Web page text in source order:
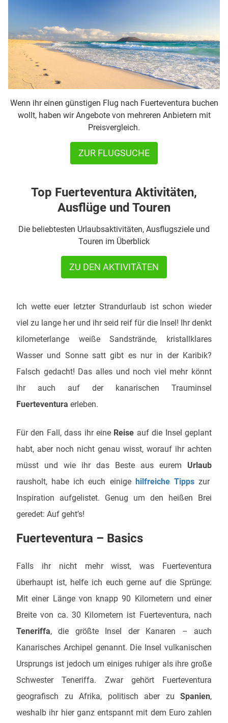
Wenn ihr einen günstigen Flug nach Fuerteventura buchen
wollt, haben wir Angebote von mehreren Anbietern mit
Preisvergleich.
ZUR FLUGSUCHE
Top Fuerteventura Aktivitäten,
Ausflüge und Touren
Die beliebtesten Urlaubsaktivitäten, Ausflugsziele und
Touren im Überblick
ZU DEN AKTIVITÄTEN
Ich wette euer letzter Strandurlaub ist schon wieder
viel zu lange her und ihr seid reif für die Insel! Ihr denkt
kilometerlange weiße Sandstrände, kristallklares
Wasser und Sonne satt gibt es nur in der Karibik?
Falsch gedacht! Das alles und noch viel mehr könnt
ihr auch auf der kanarischen Trauminsel
Fuerteventura erleben.
Für den Fall, dass ihr eine Reise auf die Insel geplant
habt, aber noch nicht genau wisst, worauf ihr achten
müsst und wie ihr das Beste aus eurem Urlaub
rausholt, habe ich euch einige hilfreiche Tippszur
Inspiration aufgelistet. Genug um den heißen Brei
geredet: Auf geht’s!
Fuerteventura – Basics
Falls ihr nicht mehr wisst, was Fuerteventura
überhaupt ist, helfe ich euch gerne auf die Sprünge:
Mit einer Länge von knapp 90 Kilometern und einer
Breite von ca. 30 Kilometern ist Fuerteventura, nach
Teneriffa, die größte Insel der Kanaren – auch
Kanarisches Archipel genannt. Die Insel vulkanischen
Ursprungs ist jedoch um einiges ruhiger als ihre große
Schwester Teneriffa. Zwar gehört Fuerteventura
geografisch zu Afrika, politisch aber zu Spanien,
weshalb ihr hier ganz entspannt mit dem Euro zahlen